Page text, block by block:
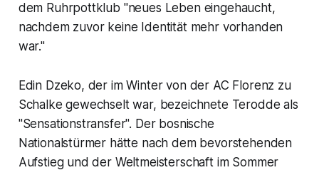
dem Ruhrpottklub "neues Leben eingehaucht,
nachdem zuvor keine Identität mehr vorhanden
war."
Edin Dzeko, der im Winter von der AC Florenz zu
Schalke gewechselt war, bezeichnete Terodde als
"Sensationstransfer". Der bosnische
Nationalstürmer hätte nach dem bevorstehenden
Aufstieg und der Weltmeisterschaft im Sommer